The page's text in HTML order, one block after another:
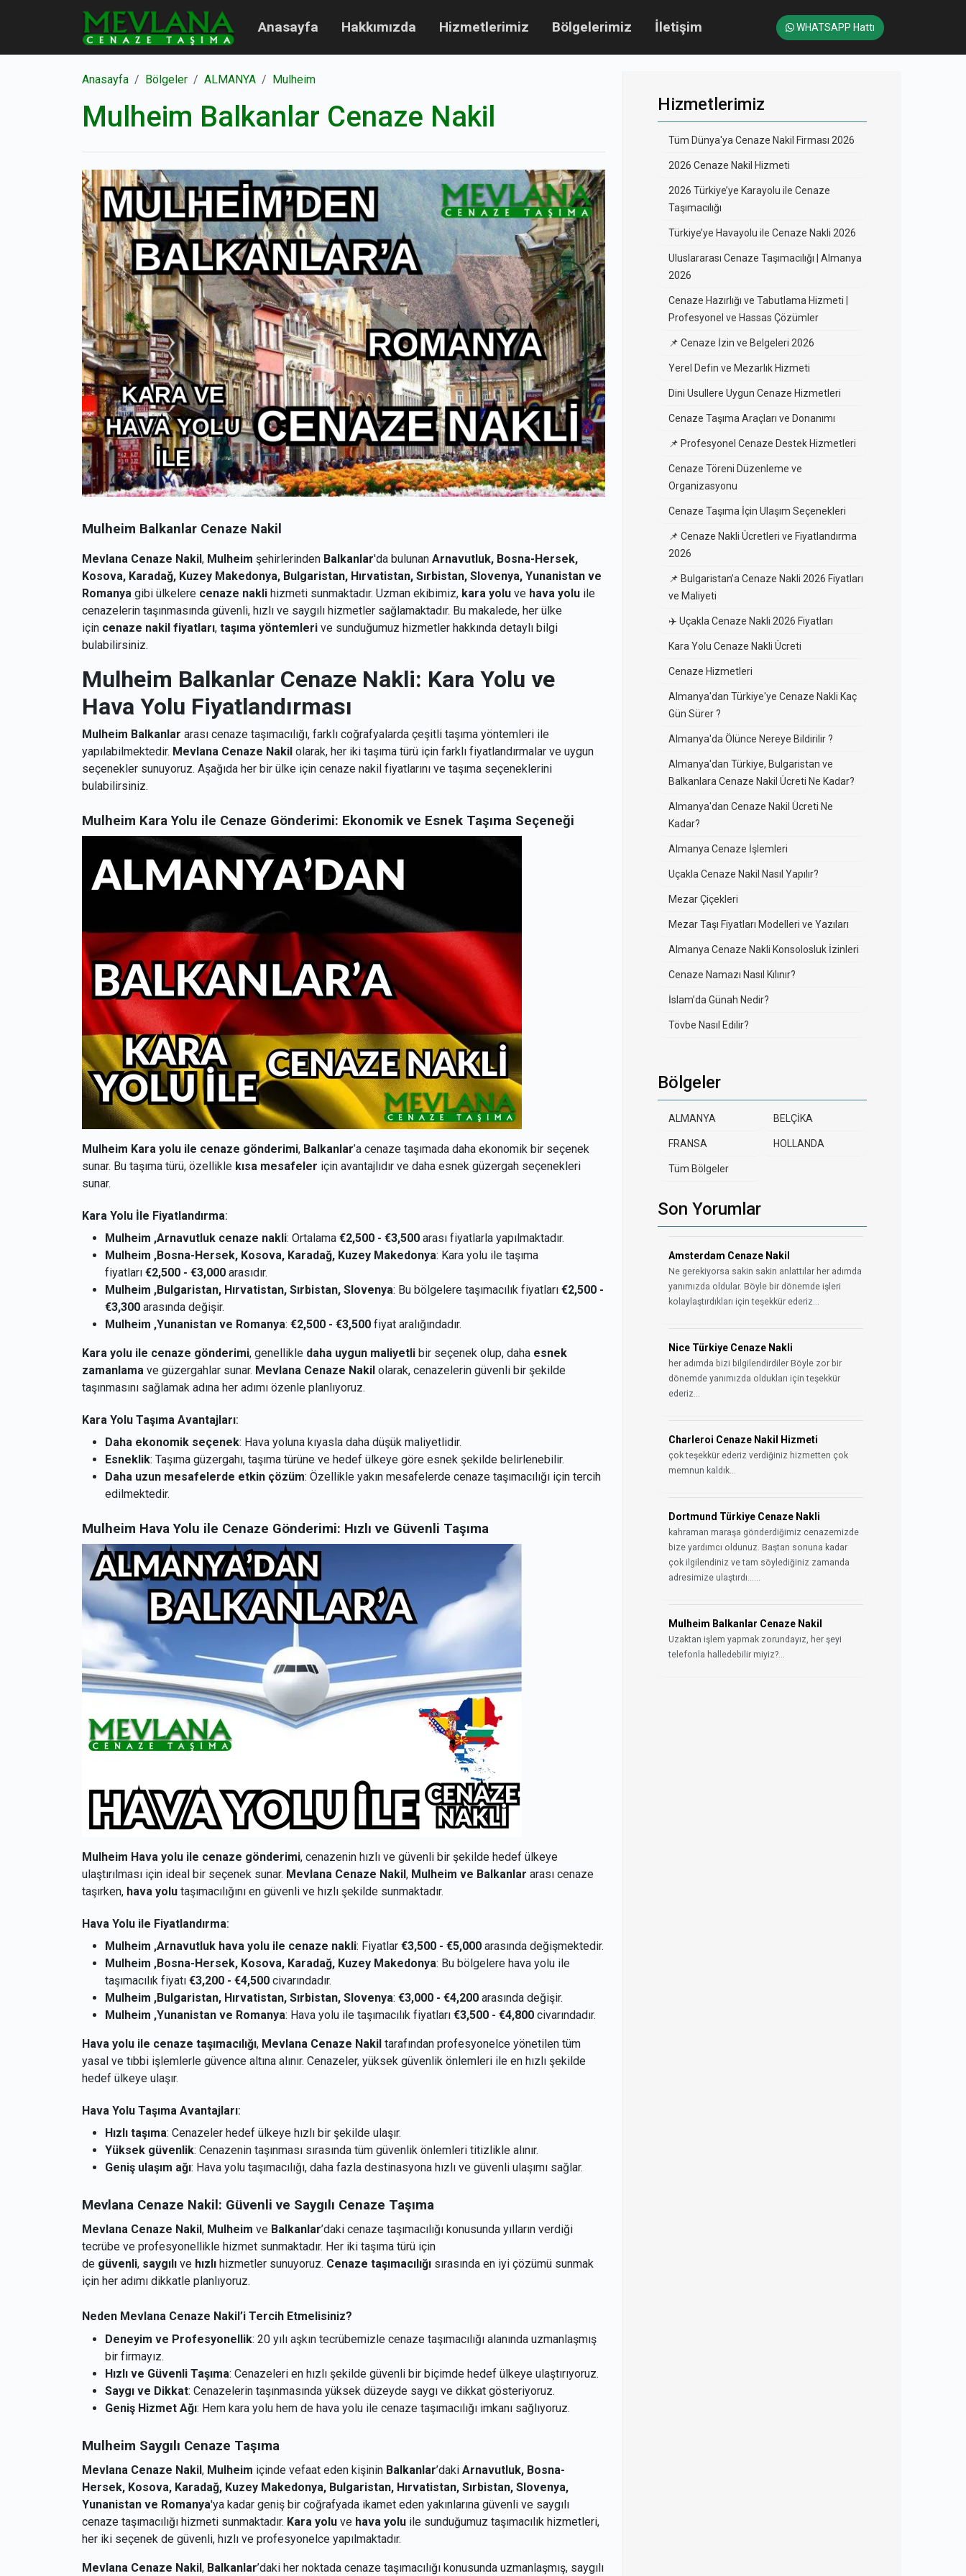
Anasayfa Hakkımızda Hizmetlerimiz Bölgelerimiz İletişim WHATSAPP Hattı
Anasayfa Bölgeler ALMANYA Mulheim
Mulheim Balkanlar Cenaze Nakil
Mulheim Balkanlar Cenaze Nakil
Mevlana Cenaze Nakil, Mulheim şehirlerinden Balkanlar'da bulunan Arnavutluk, Bosna-Hersek,
Kosova, Karadağ, Kuzey Makedonya, Bulgaristan, Hırvatistan, Sırbistan, Slovenya, Yunanistan ve
Romanya gibi ülkelere cenaze nakli hizmeti sunmaktadır. Uzman ekibimiz, kara yolu ve hava yolu ile
cenazelerin taşınmasında güvenli, hızlı ve saygılı hizmetler sağlamaktadır. Bu makalede, her ülke
için cenaze nakil fiyatları, taşıma yöntemleri ve sunduğumuz hizmetler hakkında detaylı bilgi
bulabilirsiniz.
Mulheim Balkanlar Cenaze Nakli: Kara Yolu ve
Hava Yolu Fiyatlandırması
Mulheim Balkanlar arası cenaze taşımacılığı, farklı coğrafyalarda çeşitli taşıma yöntemleri ile
yapılabilmektedir. Mevlana Cenaze Nakil olarak, her iki taşıma türü için farklı fiyatlandırmalar ve uygun
seçenekler sunuyoruz. Aşağıda her bir ülke için cenaze nakil fiyatlarını ve taşıma seçeneklerini
bulabilirsiniz.
Mulheim Kara Yolu ile Cenaze Gönderimi: Ekonomik ve Esnek Taşıma Seçeneği
Mulheim Kara yolu ile cenaze gönderimi, Balkanlar’a cenaze taşımada daha ekonomik bir seçenek
sunar. Bu taşıma türü, özellikle kısa mesafeler için avantajlıdır ve daha esnek güzergah seçenekleri
sunar.
Kara Yolu İle Fiyatlandırma:
Mulheim ,Arnavutluk cenaze nakli: Ortalama €2,500 - €3,500 arası fiyatlarla yapılmaktadır.
Mulheim ,Bosna-Hersek, Kosova, Karadağ, Kuzey Makedonya: Kara yolu ile taşıma
fiyatları €2,500 - €3,000 arasıdır.
Mulheim ,Bulgaristan, Hırvatistan, Sırbistan, Slovenya: Bu bölgelere taşımacılık fiyatları €2,500 -
€3,300 arasında değişir.
Mulheim ,Yunanistan ve Romanya: €2,500 - €3,500 fiyat aralığındadır.
Kara yolu ile cenaze gönderimi, genellikle daha uygun maliyetli bir seçenek olup, daha esnek
zamanlama ve güzergahlar sunar. Mevlana Cenaze Nakil olarak, cenazelerin güvenli bir şekilde
taşınmasını sağlamak adına her adımı özenle planlıyoruz.
Kara Yolu Taşıma Avantajları:
Daha ekonomik seçenek: Hava yoluna kıyasla daha düşük maliyetlidir.
Esneklik: Taşıma güzergahı, taşıma türüne ve hedef ülkeye göre esnek şekilde belirlenebilir.
Daha uzun mesafelerde etkin çözüm: Özellikle yakın mesafelerde cenaze taşımacılığı için tercih
edilmektedir.
Mulheim Hava Yolu ile Cenaze Gönderimi: Hızlı ve Güvenli Taşıma
Mulheim Hava yolu ile cenaze gönderimi, cenazenin hızlı ve güvenli bir şekilde hedef ülkeye
ulaştırılması için ideal bir seçenek sunar. Mevlana Cenaze Nakil, Mulheim ve Balkanlar arası cenaze
taşırken, hava yolu taşımacılığını en güvenli ve hızlı şekilde sunmaktadır.
Hava Yolu ile Fiyatlandırma:
Mulheim ,Arnavutluk hava yolu ile cenaze nakli: Fiyatlar €3,500 - €5,000 arasında değişmektedir.
Mulheim ,Bosna-Hersek, Kosova, Karadağ, Kuzey Makedonya: Bu bölgelere hava yolu ile
taşımacılık fiyatı €3,200 - €4,500 civarındadır.
Mulheim ,Bulgaristan, Hırvatistan, Sırbistan, Slovenya: €3,000 - €4,200 arasında değişir.
Mulheim ,Yunanistan ve Romanya: Hava yolu ile taşımacılık fiyatları €3,500 - €4,800 civarındadır.
Hava yolu ile cenaze taşımacılığı, Mevlana Cenaze Nakil tarafından profesyonelce yönetilen tüm
yasal ve tıbbi işlemlerle güvence altına alınır. Cenazeler, yüksek güvenlik önlemleri ile en hızlı şekilde
hedef ülkeye ulaşır.
Hava Yolu Taşıma Avantajları:
Hızlı taşıma: Cenazeler hedef ülkeye hızlı bir şekilde ulaşır.
Yüksek güvenlik: Cenazenin taşınması sırasında tüm güvenlik önlemleri titizlikle alınır.
Geniş ulaşım ağı: Hava yolu taşımacılığı, daha fazla destinasyona hızlı ve güvenli ulaşımı sağlar.
Mevlana Cenaze Nakil: Güvenli ve Saygılı Cenaze Taşıma
Mevlana Cenaze Nakil, Mulheim ve Balkanlar’daki cenaze taşımacılığı konusunda yılların verdiği
tecrübe ve profesyonellikle hizmet sunmaktadır. Her iki taşıma türü için
de güvenli, saygılı ve hızlı hizmetler sunuyoruz. Cenaze taşımacılığı sırasında en iyi çözümü sunmak
için her adımı dikkatle planlıyoruz.
Neden Mevlana Cenaze Nakil’i Tercih Etmelisiniz?
Deneyim ve Profesyonellik: 20 yılı aşkın tecrübemizle cenaze taşımacılığı alanında uzmanlaşmış
bir firmayız.
Hızlı ve Güvenli Taşıma: Cenazeleri en hızlı şekilde güvenli bir biçimde hedef ülkeye ulaştırıyoruz.
Saygı ve Dikkat: Cenazelerin taşınmasında yüksek düzeyde saygı ve dikkat gösteriyoruz.
Geniş Hizmet Ağı: Hem kara yolu hem de hava yolu ile cenaze taşımacılığı imkanı sağlıyoruz.
Mulheim Saygılı Cenaze Taşıma
Mevlana Cenaze Nakil, Mulheim içinde vefaat eden kişinin Balkanlar’daki Arnavutluk, Bosna-
Hersek, Kosova, Karadağ, Kuzey Makedonya, Bulgaristan, Hırvatistan, Sırbistan, Slovenya,
Yunanistan ve Romanya'ya kadar geniş bir coğrafyada ikamet eden yakınlarına güvenli ve saygılı
cenaze taşımacılığı hizmeti sunmaktadır. Kara yolu ve hava yolu ile sunduğumuz taşımacılık hizmetleri,
her iki seçenek de güvenli, hızlı ve profesyonelce yapılmaktadır.
Mevlana Cenaze Nakil, Balkanlar’daki her noktada cenaze taşımacılığı konusunda uzmanlaşmış, saygılı
Hizmetlerimiz
Tüm Dünya'ya Cenaze Nakil Firması 2026
2026 Cenaze Nakil Hizmeti
2026 Türkiye’ye Karayolu ile Cenaze
Taşımacılığı
Türkiye’ye Havayolu ile Cenaze Nakli 2026
Uluslararası Cenaze Taşımacılığı | Almanya
2026
Cenaze Hazırlığı ve Tabutlama Hizmeti |
Profesyonel ve Hassas Çözümler
📌 Cenaze İzin ve Belgeleri 2026
Yerel Defin ve Mezarlık Hizmeti
Dini Usullere Uygun Cenaze Hizmetleri
Cenaze Taşıma Araçları ve Donanımı
📌 Profesyonel Cenaze Destek Hizmetleri
Cenaze Töreni Düzenleme ve
Organizasyonu
Cenaze Taşıma İçin Ulaşım Seçenekleri
📌 Cenaze Nakli Ücretleri ve Fiyatlandırma
2026
📌 Bulgaristan’a Cenaze Nakli 2026 Fiyatları
ve Maliyeti
✈️ Uçakla Cenaze Nakli 2026 Fiyatları
Kara Yolu Cenaze Nakli Ücreti
Cenaze Hizmetleri
Almanya'dan Türkiye'ye Cenaze Nakli Kaç
Gün Sürer ?
Almanya'da Ölünce Nereye Bildirilir ?
Almanya'dan Türkiye, Bulgaristan ve
Balkanlara Cenaze Nakil Ücreti Ne Kadar?
Almanya'dan Cenaze Nakil Ücreti Ne
Kadar?
Almanya Cenaze İşlemleri
Uçakla Cenaze Nakil Nasıl Yapılır?
Mezar Çiçekleri
Mezar Taşı Fiyatları Modelleri ve Yazıları
Almanya Cenaze Nakli Konsolosluk İzinleri
Cenaze Namazı Nasıl Kılınır?
İslam’da Günah Nedir?
Tövbe Nasıl Edilir?
Bölgeler
ALMANYA BELÇİKA
FRANSA HOLLANDA
Tüm Bölgeler
Son Yorumlar
Amsterdam Cenaze Nakil
Ne gerekiyorsa sakin sakin anlattılar her adımda
yanımızda oldular. Böyle bir dönemde işleri
kolaylaştırdıkları için teşekkür ederiz...
Nice Türkiye Cenaze Nakli
her adımda bizi bilgilendirdiler Böyle zor bir
dönemde yanımızda oldukları için teşekkür
ederiz...
Charleroi Cenaze Nakil Hizmeti
çok teşekkür ederiz verdiğiniz hizmetten çok
memnun kaldık...
Dortmund Türkiye Cenaze Nakli
kahraman maraşa gönderdiğimiz cenazemizde
bize yardımcı oldunuz. Baştan sonuna kadar
çok ilgilendiniz ve tam söylediğiniz zamanda
adresimize ulaştırdı......
Mulheim Balkanlar Cenaze Nakil
Uzaktan işlem yapmak zorundayız, her şeyi
telefonla halledebilir miyiz?...